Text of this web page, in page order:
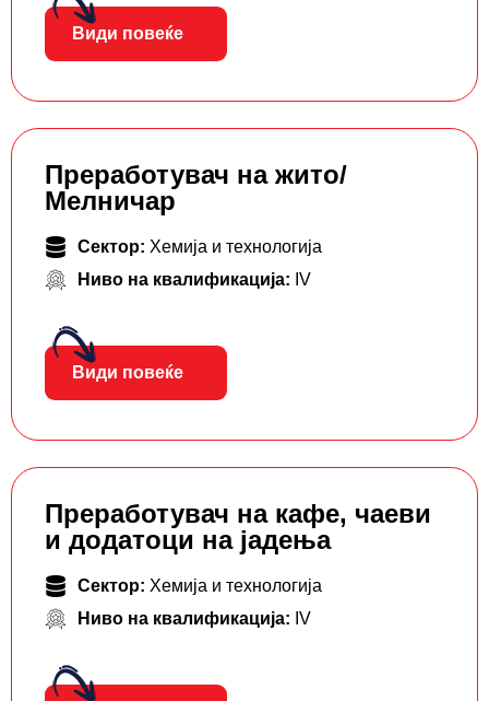
Види повеќе
Преработувач на жито/
Мелничар
Сектор: Хемија и технологија
Ниво на квалификација: IV
Види повеќе
Преработувач на кафе, чаеви
и додатоци на јадења
Сектор: Хемија и технологија
Ниво на квалификација: IV